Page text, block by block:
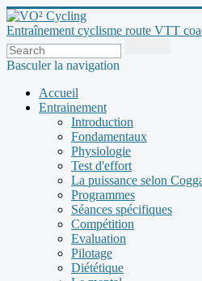
Entraînement cyclisme route VTT
Basculer la navigation
Accueil
Entrainement
Introduction
Fondamentaux
Physiologie
Test d'effort
La puissance selon
Programmes
Séances spécifiques
Compétition
Evaluation
Pilotage
Diététique